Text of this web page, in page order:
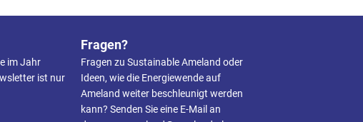
im Jahr
ist nur
Fragen?
Fragen zu Sustainable Ameland oder
Ideen, wie die Energiewende auf
Ameland weiter beschleunigt werden
kann? Senden Sie eine E-Mail an